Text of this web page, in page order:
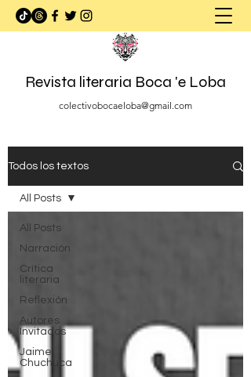
Revista literaria Boca 'e Loba
colectivobocaeloba@gmail.com
Todos los textos
All Posts
Narración
Crítica
literaria
Reflexión
Autores
Invitados
Jaime
Chuchuca
All Posts